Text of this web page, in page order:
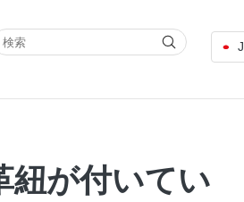
紐が付いてい